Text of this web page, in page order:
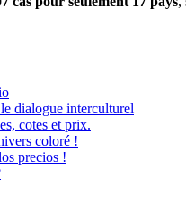
dialogue interculturel
cotes et prix.
coloré !
precios !